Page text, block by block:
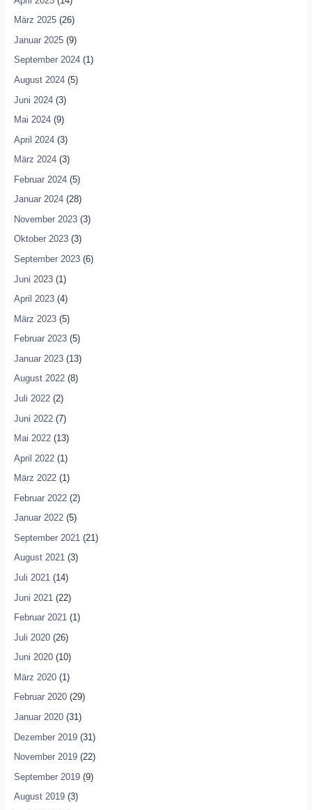
März 2025(26)
Januar 2025(9)
September 2024(1)
August 2024(5)
Juni 2024(3)
Mai 2024(9)
April 2024(3)
März 2024(3)
Februar 2024(5)
Januar 2024(28)
November 2023(3)
Oktober 2023(3)
September 2023(6)
Juni 2023(1)
April 2023(4)
März 2023(5)
Februar 2023(5)
Januar 2023(13)
August 2022(8)
Juli 2022(2)
Juni 2022(7)
Mai 2022(13)
April 2022(1)
März 2022(1)
Februar 2022(2)
Januar 2022(5)
September 2021 (21)
August 2021(3)
Juli 2021(14)
Juni 2021 (22)
Februar 2021(1)
Juli 2020(26)
Juni 2020(10)
März 2020(1)
Februar 2020(29)
Januar 2020(31)
Dezember 2019(31)
November 2019(22)
September 2019(9)
August 2019(3)